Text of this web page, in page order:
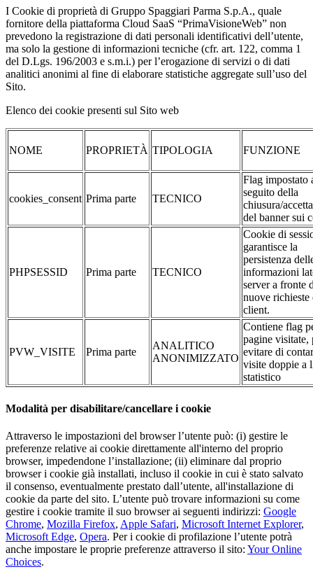
I Cookie di proprietà di Gruppo Spaggiari Parma S.p.A., quale
fornitore della piattaforma Cloud SaaS “PrimaVisioneWeb” non
prevedono la registrazione di dati personali identificativi dell’utente,
ma solo la gestione di informazioni tecniche (cfr. art. 122, comma 1
del D.Lgs. 196/2003 e s.m.i.) per l’erogazione di servizi o di dati
analitici anonimi al fine di elaborare statistiche aggregate sull’uso del
Sito.
Elenco dei cookie presenti sul Sito web
NOME PROPRIETÀ TIPOLOGIA FUNZIONE
cookies_consent Prima parte TECNICO
Flag impostato
seguito della
chiusura/
del banner sui
PHPSESSID Prima parte TECNICO
Cookie di
garantisce la
persistenza
informazioni
server a fronte
nuove richieste
client.
PVW_VISITE Prima parte
ANALITICO
ANONIMIZZATO
Contiene flag
pagine visitate,
evitare di
visite doppie a
statistico
Modalità per disabilitare/cancellare i cookie
Attraverso le impostazioni del browser l’utente può: (i) gestire le
preferenze relative ai cookie direttamente all'interno del proprio
browser, impedendone l’installazione; (ii) eliminare dal proprio
browser i cookie già installati, incluso il cookie in cui è stato salvato
il consenso, eventualmente prestato dall’utente, all'installazione di
cookie da parte del sito. L’utente può trovare informazioni su come
gestire i cookie tramite il suo browser ai seguenti indirizzi: Google
Chrome, Mozilla Firefox, Apple Safari, Microsoft Internet Explorer,
Microsoft Edge, Opera. Per i cookie di profilazione l’utente potrà
anche impostare le proprie preferenze attraverso il sito: Your Online
Choices.